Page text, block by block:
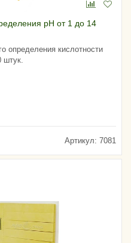
pH от 1 до 14
определения кислотности
штук.
Артикул: 7081